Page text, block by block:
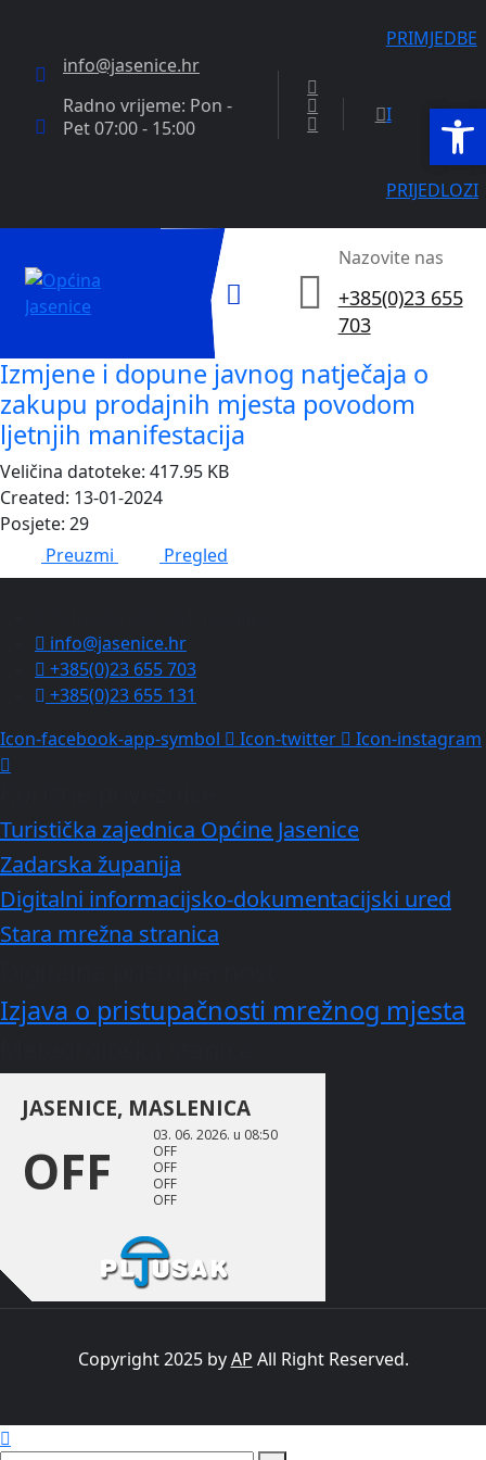
info@jasenice.hr
Radno vrijeme: Pon -
Pet 07:00 - 15:00
PRIMJEDBE
I
PRIJEDLOZI
Nazovite nas
+385(0)23 655
703
Izmjene i dopune javnog natječaja o
zakupu prodajnih mjesta povodom
ljetnjih manifestacija
Veličina datoteke: 417.95 KB
Created: 13-01-2024
Posjete: 29
Preuzmi
Pregled
info@jasenice.hr
+385(0)23 655 703
+385(0)23 655 131
Icon-facebook-app-symbol
Icon-twitter Icon-instagram
Turistička zajednica Općine Jasenice
Zadarska županija
Digitalni informacijsko-dokumentacijski ured
Stara mrežna stranica
Izjava o pristupačnosti mrežnog mjesta
Copyright 2025 byAP All Right Reserved.